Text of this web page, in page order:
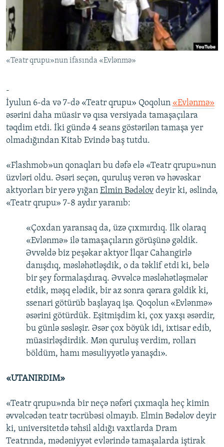
İNFOQRAFIKA
AZƏRBAYCAN ƏDƏBIYYATI KITABXANASI
İSLAM VƏ DEMOKRATIYA
İZ - MƏDƏNIYYƏT PROQRAMI
MISSIYAMIZ
PEŞƏ ETIKASI VƏ JURNALISTIKA STANDARTLARIMIZ
MATERIALLARIMIZDAN ISTIFADƏ
AZADLIQRADIOSU MOBIL TELEFONUNUZDA
XƏBƏR BÜLLETENLƏRIMIZ
BIZI IZLƏ
RFE/RL-in bütün saytları
«Teatr qrupu»nun ifasında «Evlənmə»
-
İyulun 6-da və 7-də «Teatr qrupu» Qoqolun «Evlənmə»
əsərini daha müasir və qısa versiyada tamaşaçılara
təqdim etdi. İki gündə 4 seans göstərilən tamaşa yer
olmadığından Kitab Evində baş tutdu.
«Flashmob»un qonaqları bu dəfə elə «Teatr qrupu»nun
üzvləri oldu. Əsəri seçən, quruluş verən və həvəskar
aktyorları bir yerə yığan Elmin Bədəlov deyir ki, əslində,
«Teatr qrupu» 7-8 aydır yaranıb:
«Çoxdan yaransaq da, üzə çıxmırdıq. İlk olaraq
«Evlənmə» ilə tamaşaçıların görüşünə gəldik.
Əvvəldə biz peşəkar aktyor İlqar Cahangirlə
danışdıq, məsləhətləşdik, o da təklif etdi ki, belə
bir şey formalaşdıraq. Əvvəlcə məsləhətləşmələr
etdik, məşq elədik, bir az sonra qərara gəldik ki,
ssenari götürüb başlayaq işə. Qoqolun «Evlənmə»
əsərini götürdük. Eşitmişdim ki, çox yaxşı əsərdir,
bu günlə səsləşir. Əsər çox böyük idi, ixtisar edib,
müasirləşdirdik. Mən quruluş verdim, rolları
böldüm, hamı məsuliyyətlə yanaşdı».
«UTANIRDIM»
«Teatr qrupu»nda bir neçə nəfəri çıxmaqla heç kimin
əvvəlcədən teatr təcrübəsi olmayıb. Elmin Bədəlov deyir
ki, universitetdə təhsil aldığı vaxtlarda Dram
Teatrında, mədəniyyət evlərində tamaşalarda iştirak